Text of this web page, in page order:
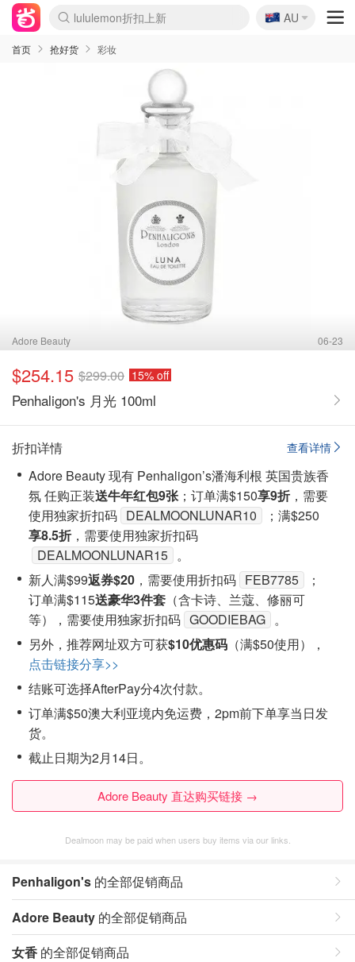
lululemon折扣上新
SSENSE年中3折
FreshBeauty好价汇总
Cettire降价+叠9折
Farfetch折上8折
WWS Coles超市实拍
viagogo二手票捡漏
Myer清仓1折起
The Outnet奢牌1折起
David Jones 3折起
Flannels大牌1折
Perfumes Club护肤1折
AMIRO返校季6.2折
Oweek抽奖送Airpods
Amazon折扣汇总
eToro入金$200送$50
Amazon数码好物
ICONIC本周7.5折
ThedoubleF高奢地板价
Moose Knuckles 6折
丝芙兰5折起
EUFY官网3.7折起
Selenichast首饰2折
Trip机票酒店促销
YSL送5件彩妆礼
Amazon家居好物
BIGBANG巡演开票
David Jones时尚3折
Amazon美妆护肤
雅漾大喷$8
过敏原检测盒$33
伊索独家赠50ml沐浴露
科颜氏清仓3折
SEALIFE海洋馆门票6折
丝塔芙大白罐$16
订阅Newsletter送香薰
Cult Beauty 6.8折
Harrods圣诞日历2.3折
LN-CC奢牌私促3折
d'Alba空姐喷雾$16
EVE LOM套装逆天2折
Bernardelli独家4折
Adore Beauty 6折起
CT圣诞日历
Mytheresa奢品2.7折
Luxury Escapes 9折
Currentbody美容仪9折
卡诗9折+赠4件礼
MOON Garden Live
ALLSAINTS美衣3折
Roborock扫地机3.7折
Tingo Life水杯$24
Valentino官网5折
CR洗发护发6.3折
🇦🇺
AU
首页 抢好货 彩妆
Adore Beauty 06-23
$254.15 $299.00 15% off
Penhaligon's 月光 100ml
查看详情
折扣详情
Adore Beauty 现有 Penhaligon’s潘海利根 英国贵族香
氛 任购正装送牛年红包9张；订单满$150享9折 ，需要
使用独家折扣码 DEALMOONLUNAR10
；满$250
享8.5折 ，需要使用独家折扣码
DEALMOONLUNAR15 。
新人满$99返券$20 ，需要使用折扣码 FEB7785
；
订单满$115送豪华3件套 （含卡诗、兰蔻、修丽可
等），需要使用独家折扣码 GOODIEBAG 。
另外，推荐网址双方可获$10优惠码 （满$50使用），
点击链接分享>>
结账可选择AfterPay分4次付款。
订单满$50澳大利亚境内免运费，2pm前下单享当日发
货。
截止日期为2月14日。
Adore Beauty 直达购买链接 →
Dealmoon may be paid when users buy items via our links.
Penhaligon's 的全部促销商品
Adore Beauty 的全部促销商品
女香 的全部促销商品